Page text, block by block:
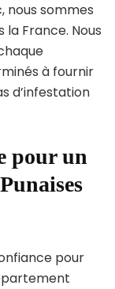
nous sommes
la France. Nous
à fournir
d’infestation
pour un
pour